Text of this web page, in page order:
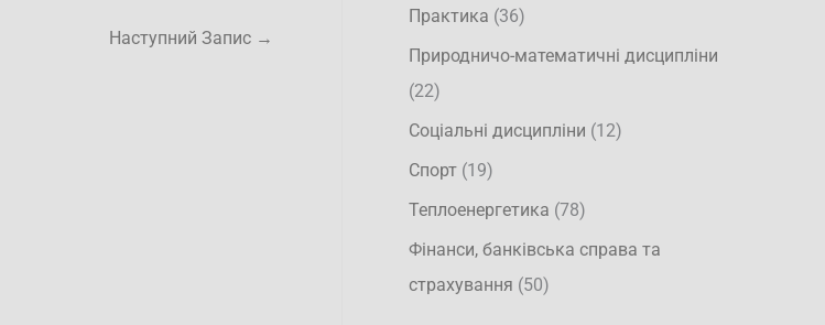
Наступний Запис →
Практика (36)
Природничо-математичні дисципліни
(22)
Соціальні дисципліни (12)
Спорт (19)
Теплоенергетика (78)
Фінанси, банківська справа та
страхування (50)